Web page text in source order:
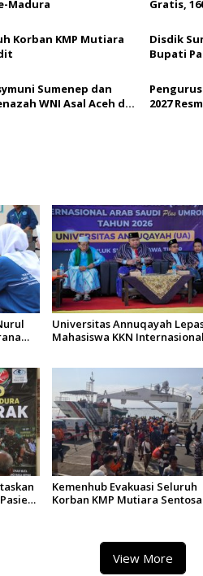
Madura
Gratis,
Korban KMP Mutiara
Disdik
Bupati
Sumenep dan
WNI Asal Aceh di
Pengurus
2027
Universitas Annuqayah
Mahasiswa KKN
Kemenhub Evakuasi Seluruh
Korban KMP Mutiara
View More